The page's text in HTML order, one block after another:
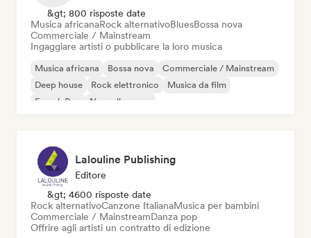
&gt; 800 risposte date
Musica africanaRock alternativoBluesBossa nova
Commerciale / Mainstream
Ingaggiare artisti o pubblicare la loro musica
Musica africana Bossa nova
Commerciale / Mainstream
Deep house
Rock elettronico
Musica da film
French Pop
Nouvelle scene
Lalouline Publishing
Editore
&gt; 4600 risposte date
Rock alternativoCanzone ItalianaMusica per bambini
Commerciale / MainstreamDanza pop
Offrire agli artisti un contratto di edizione